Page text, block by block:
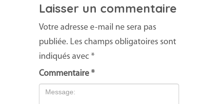
Laisser un commentaire
Votre adresse e-mail ne sera pas
publiée. Les champs obligatoires sont
indiqués avec *
Commentaire *